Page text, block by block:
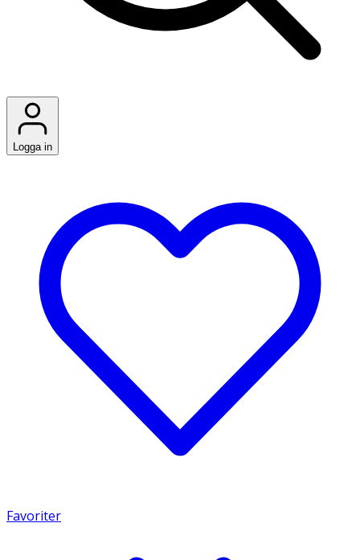
Logga in
Favoriter